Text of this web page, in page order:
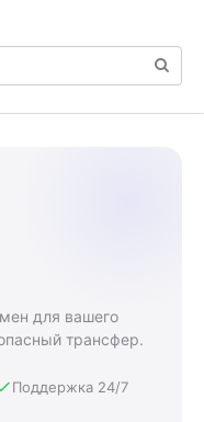
для вашего
трансфер.
Поддержка 24/7